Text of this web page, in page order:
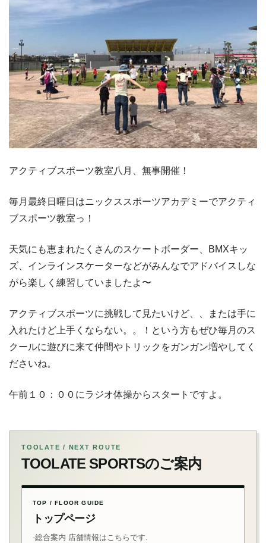
アクティブスポーツ教室八月、無事開催！
毎月最終日曜日はニックススポーツアカデミーでアクティ
ブスポーツ教室っ！
天気にも恵まれたくさんのスケートボーダー、BMXキッ
ズ、インラインスケーターなどがみんなでアドバイスしな
がら楽しく練習していましたよ〜
アクティブスポーツに挑戦して見たいけど、、または手に
入れたけど上手くならない。。！という方もぜひ毎月のス
クールに遊びに来て仲間やトリックをガンガン増やしてく
ださいね。
午前１０：００にラジオ体操からスタートですよ。
TOOLATE / NEXT ROUTE
TOOLATE SPORTSのご案内
TOP / FLOOR GUIDE
トップページ
-総合案内 店舗情報はこちらです.